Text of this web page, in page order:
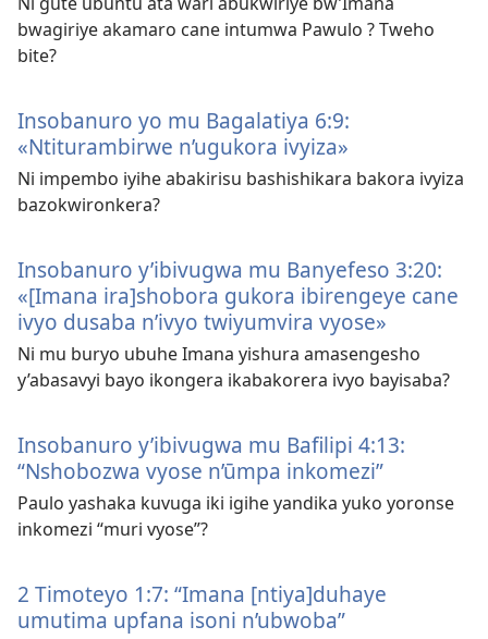
bwagiriye akamaro cane intumwa Pawulo ? Tweho
bite?
Insobanuro yo mu Bagalatiya 6:9:
«Ntiturambirwe n’ugukora ivyiza»
Ni impembo iyihe abakirisu bashishikara bakora ivyiza
bazokwironkera?
Insobanuro y’ibivugwa mu Banyefeso 3:20:
«[Imana ira]shobora gukora ibirengeye cane
ivyo dusaba n’ivyo twiyumvira vyose»
Ni mu buryo ubuhe Imana yishura amasengesho
y’abasavyi bayo ikongera ikabakorera ivyo bayisaba?
Insobanuro y’ibivugwa mu Bafilipi 4:13:
“Nshobozwa vyose n’ūmpa inkomezi”
Paulo yashaka kuvuga iki igihe yandika yuko yoronse
inkomezi “muri vyose”?
2 Timoteyo 1:7: “Imana [ntiya]duhaye
umutima upfana isoni n’ubwoba”